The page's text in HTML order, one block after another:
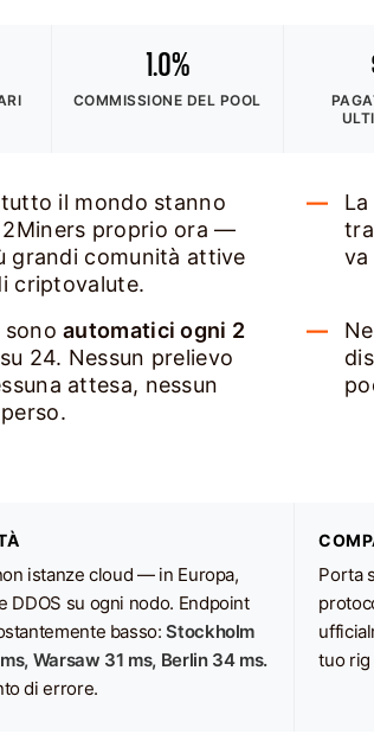
1.0%
COMMISSIONE DEL POOL
il mondo stanno
2Miners proprio ora —
grandi comunità attive
criptovalute.
va
sonoautomatici ogni 2
24. Nessun prelievo
attesa, nessun
istanze cloud — in Europa,
DDOS su ogni nodo. Endpoint
basso:Stockholm
Warsaw 31 ms, Berlin 34 ms.
di errore.
Porta
tuo rig